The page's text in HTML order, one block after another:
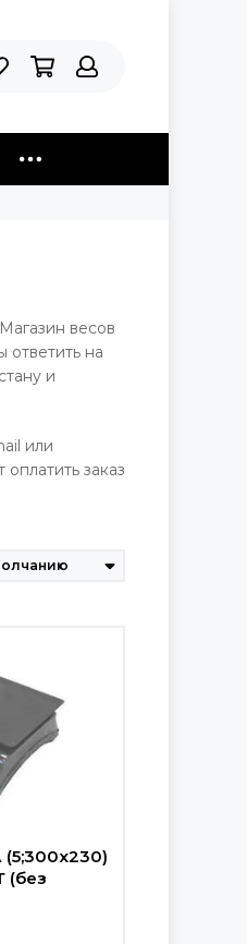
весов
на
и
или
заказ
(без